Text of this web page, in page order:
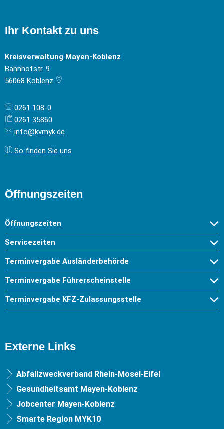
Ihr Kontakt zu uns
Kreisverwaltung Mayen-Koblenz
Bahnhofstr. 9
56068 Koblenz
0261 108-0
0261 35860
info@kvmyk.de
So finden Sie uns
Öffnungszeiten
Öffnungszeiten
Servicezeiten
Terminvergabe Ausländerbehörde
Terminvergabe Führerscheinstelle
Terminvergabe KFZ-Zulassungsstelle
Externe Links
Abfallzweckverband Rhein-Mosel-Eifel
Gesundheitsamt Mayen-Koblenz
Jobcenter Mayen-Koblenz
Smarte Region MYK10